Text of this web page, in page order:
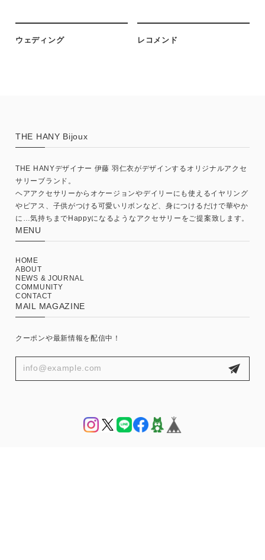
ウェディング レコメンド
THE HANY Bijoux
THE HANYデザイナー 伊藤 羽仁衣がデザインするオリジナルアクセ
サリーブランド。
ヘアアクセサリーからオケージョンやデイリーにも使えるイヤリング
やピアス、子供がつける可愛いリボンなど、身につけるだけで華やか
に…気持ちまでHappyになるようなアクセサリーをご提案致します。
MENU
HOME
ABOUT
NEWS & JOURNAL
COMMUNITY
CONTACT
MAIL MAGAZINE
クーポンや最新情報を配信中！